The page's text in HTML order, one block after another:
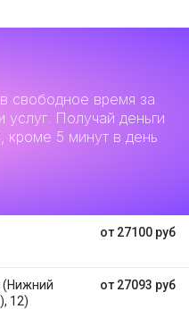
в свободное время за
Получай деньги
кроме 5 минут в день
от 27100 руб
от 27093 руб
(Нижний
12)